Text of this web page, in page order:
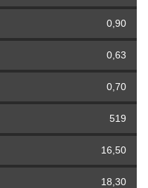
0,90
0,63
0,70
519
16,50
18,30